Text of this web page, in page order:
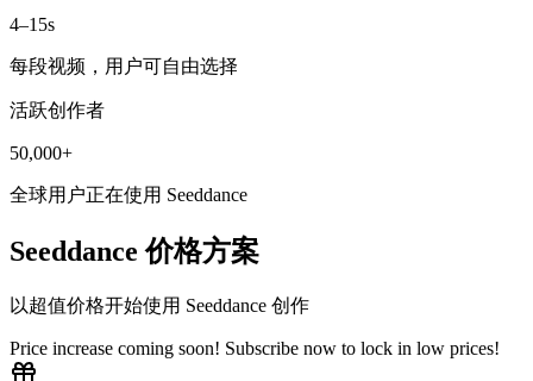
4–15s
每段视频，用户可自由选择
活跃创作者
50,000+
全球用户正在使用 Seeddance
Seeddance 价格方案
以超值价格开始使用 Seeddance 创作
Price increase coming soon! Subscribe now to lock in low prices!